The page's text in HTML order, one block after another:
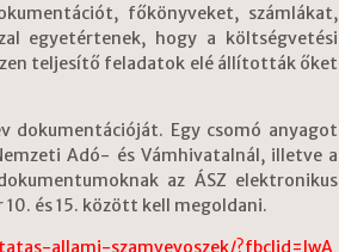
főkönyveket, számlákat,
egyetértenek, hogy a költségvetési
teljesítő feladatok elé állították őket
dokumentációját. Egy csomó anyagot
Adó- és Vámhivatalnál, illetve a
az ÁSZ elektronikus
és 15. között kell megoldani.
allami-szamvevoszek/?fbclid=IwA